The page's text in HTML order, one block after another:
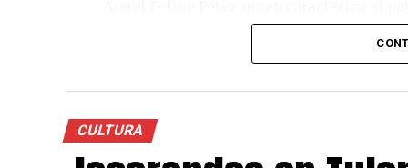
importante ofrecerles a los espectadores
Con funciones los días lunes, miércoles y
5 de la tarde y 7:30 PM y domingos a las
CULTURA